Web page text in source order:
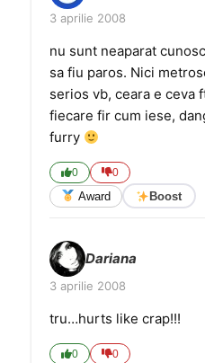
3 aprilie 2008
nu sunt neaparat
sa fiu paros. Nici
serios vb, ceara e ceva
fiecare fir cum iese,
furry
0 0
Award Boost
Dariana
3 aprilie 2008
tru…hurts like crap!!!
0 0